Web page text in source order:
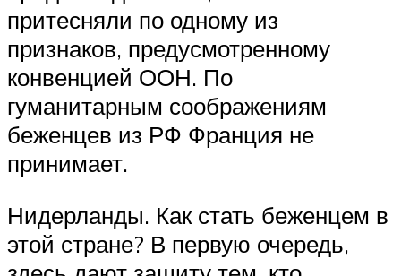
притесняли по одному из
признаков, предусмотренному
конвенцией ООН. По
гуманитарным соображениям
беженцев из РФ Франция не
принимает.
Нидерланды. Как стать беженцем в
этой стране? В первую очередь,